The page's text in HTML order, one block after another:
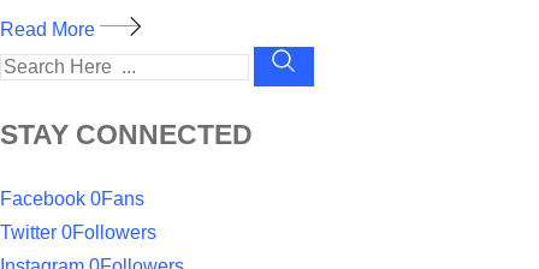
Read More
STAY CONNECTED
Facebook 0Fans
Twitter 0Followers